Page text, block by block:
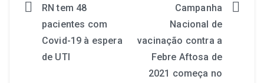
RN tem 48
pacientes com
Covid-19 à espera
de UTI
Campanha
Nacional de
vacinação contra a
Febre Aftosa de
2021 começa no